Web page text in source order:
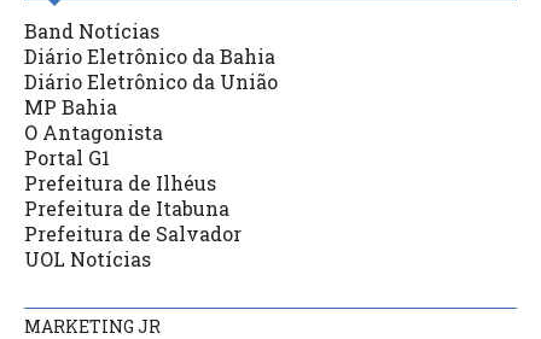
Band Notícias
Diário Eletrônico da Bahia
Diário Eletrônico da União
MP Bahia
O Antagonista
Portal G1
Prefeitura de Ilhéus
Prefeitura de Itabuna
Prefeitura de Salvador
UOL Notícias
MARKETING JR